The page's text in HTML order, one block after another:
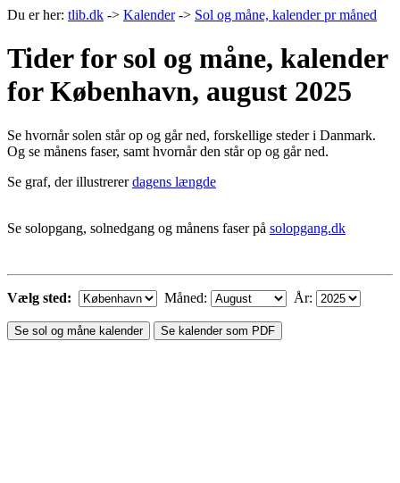
Du er her: tlib.dk -> Kalender-> Sol og måne, kalender pr måned
Tider for sol og måne, kalender
for København, august 2025
Se hvornår solen står op og går ned, forskellige steder i Danmark.
Og se månens faser, samt hvornår den står op og går ned.
Se graf, der illustrererdagens længde
Se solopgang, solnedgang og månens faser på solopgang.dk
Vælg sted: Måned: År:
Se sol og måne kalender Se kalender som PDF